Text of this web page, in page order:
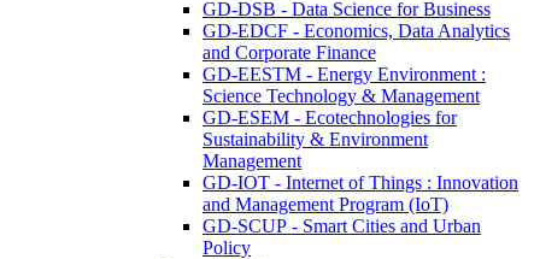
GD-DSB - Data Science for Business
GD-EDCF - Economics, Data Analytics
and Corporate Finance
GD-EESTM - Energy Environment :
Science Technology & Management
GD-ESEM - Ecotechnologies for
Sustainability & Environment
Management
GD-IOT - Internet of Things : Innovation
and Management Program (IoT)
GD-SCUP - Smart Cities and Urban
Policy